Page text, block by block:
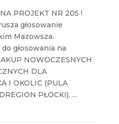
PROJEKT NR 205 !
głosowanie
Mazowsza.
głosowania na
NOWOCZESNYCH
DLA
I OKOLIC (PULA
PŁOCKI). ...